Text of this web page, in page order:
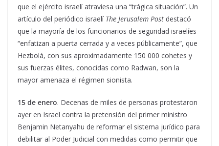
que el ejército israelí atraviesa una “trágica situación”. Un
artículo del periódico israelí The Jerusalem Post destacó
que la mayoría de los funcionarios de seguridad israelíes
“enfatizan a puerta cerrada y a veces públicamente”, que
Hezbolá, con sus aproximadamente 150 000 cohetes y
sus fuerzas élites, conocidas como Radwan, son la
mayor amenaza el régimen sionista.
15 de enero. Decenas de miles de personas protestaron
ayer en Israel contra la pretensión del primer ministro
Benjamin Netanyahu de reformar el sistema jurídico para
debilitar al Poder Judicial con medidas como permitir que